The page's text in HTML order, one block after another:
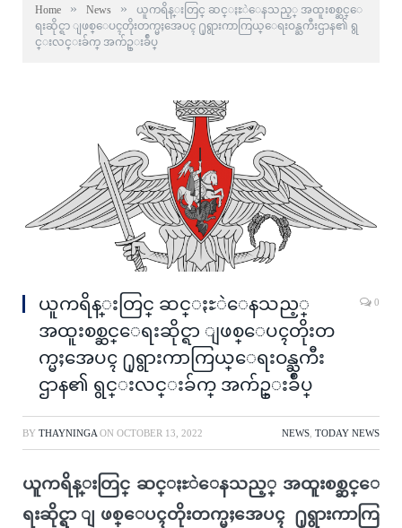
Home » News »
ယူကရိန္းတြင္ ဆင္ႏႊဲေနသည့္ အထူးစစ္ဆင္ေ
ရးဆိုင္ရာ ျဖစ္ေပၚတိုးတက္မႈအေပၚ ႐ုရွားကာကြယ္ေရးဝန္ႀကီးဌာန၏ ရွ
င္းလင္းခ်က္ အက်ဥ္းခ်ဳပ္
ယူကရိန္းတြင္ ဆင္ႏႊဲေနသည့္
အထူးစစ္ဆင္ေရးဆိုင္ရာ ျဖစ္ေပၚတိုးတ
က္မႈအေပၚ ႐ုရွားကာကြယ္ေရးဝန္ႀကီး
ဌာန၏ ရွင္းလင္းခ်က္ အက်ဥ္းခ်ဳပ္
0
BY THAYNINGA ON OCTOBER 13, 2022 NEWS TODAY NEWS
ယူကရိန္းတြင္ ဆင္ႏႊဲေနသည့္ အထူးစစ္ဆင္ေ
ရးဆိုင္ရာ ျဖစ္ေပၚတိုးတက္မႈအေပၚ ႐ုရွားကာကြ